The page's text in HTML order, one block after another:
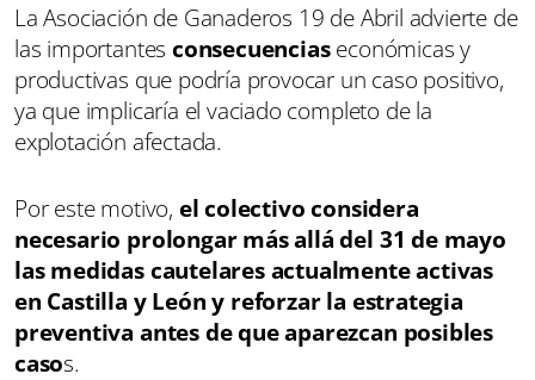
La Asociación de Ganaderos 19 de Abril advierte de
las importantes consecuenciaseconómicas y
productivas que podría provocar un caso positivo,
ya que implicaría el vaciado completo de la
explotación afectada.
Por este motivo, el colectivo considera
necesario prolongar más allá del 31 de mayo
las medidas cautelares actualmente activas
en Castilla y León y reforzar la estrategia
preventiva antes de que aparezcan posibles
casos.